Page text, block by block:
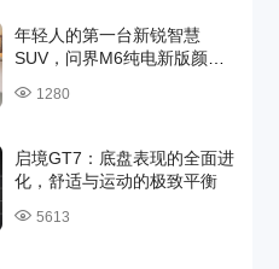
年轻人的第一台新锐智慧
SUV，问界M6纯电新版颜值
1280
启境GT7：底盘表现的全面进
化，舒适与运动的极致平衡
5613